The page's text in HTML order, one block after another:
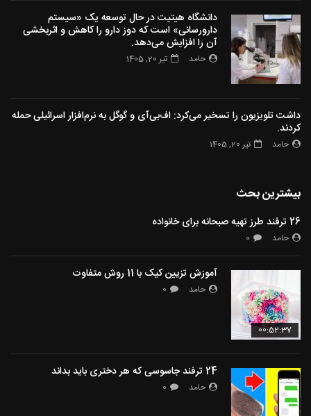
دانشگاه هیتیت در حال توسعه یک «سیستم
دارورسانی» است که دوز دارو را کاهش و اثربخشی
آن را افزایش می‌دهد.
حامد تیر 20, 1405
داشت تلویزیون را تسخیر می‌کرد: اف‌بی‌آی و گوگل به نرم‌افزار اسرائیلی حمله
کردند.
حامد تیر 20, 1405
بیشترین بحث
26 ترفند طرز تهیه صبحانه برای خانواده
حامد 0
00:52:37
آموزش تزیین کیک با 11 روش متفاوت
حامد 0
24 ترفند جاسوسی که هر دختری باید بداند
حامد 0